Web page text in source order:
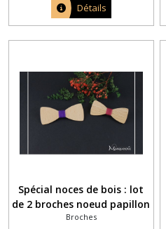
Détails
Spécial noces de bois : lot
de 2 broches noeud papillon
bois assorties pour homme
Broches